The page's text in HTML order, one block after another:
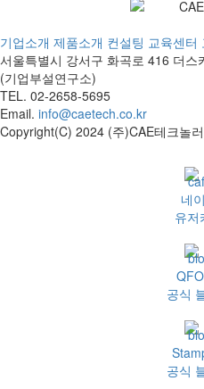
기업소개 제품소개 컨설팅 교육센터
서울특별시 강서구 화곡로 416 더스
(기업부설연구소)
TEL. 02-2658-5695
Email. info@caetech.co.kr
Copyright(C) 2024 (주)CAE테크놀
네
유저
공식
공식